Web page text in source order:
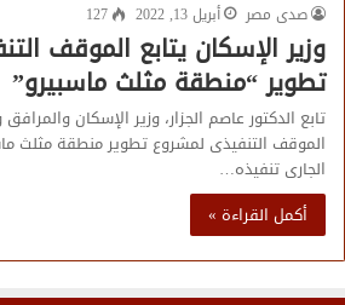
صدى مصر
أبريل 13, 2022 127
وزير الإسكان يتابع الموقف
تطوير “منطقة مثلث ماسبيرو”
تابع الدكتور عاصم الجزار، وزير الإسكان
الموقف التنفيذى لمشروع تطوير منطقة مثلث
الجارى تنفيذه…
أكمل القراءة »